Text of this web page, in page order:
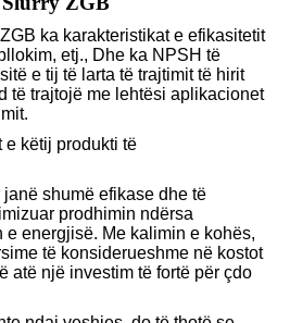
ka karakteristikat e efikasitetit
etj., Dhe ka NPSH të
e tij të larta të trajtimit të hirit
të trajtojë me lehtësi aplikacionet
e këtij produkti të
shumë efikase dhe të
prodhimin ndërsa
energjisë. Me kalimin e kohës,
të konsiderueshme në kostot
atë një investim të fortë për çdo